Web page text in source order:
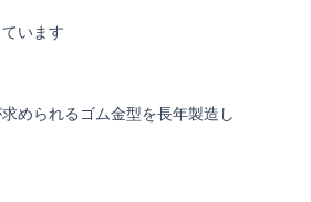
います
められるゴム金型を長年製造し